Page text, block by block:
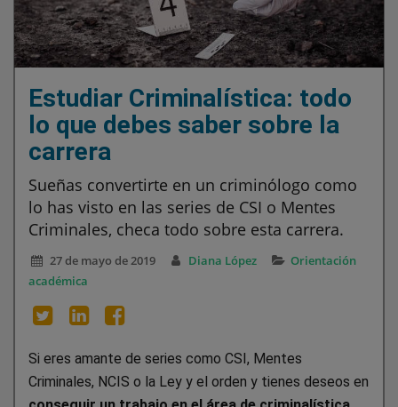
Estudiar Criminalística: todo
lo que debes saber sobre la
carrera
Sueñas convertirte en un criminólogo como
lo has visto en las series de CSI o Mentes
Criminales, checa todo sobre esta carrera.
27 de mayo de 2019 Diana López
Orientación
académica
Si eres amante de series como CSI, Mentes
Criminales, NCIS o la Ley y el orden y tienes deseos en